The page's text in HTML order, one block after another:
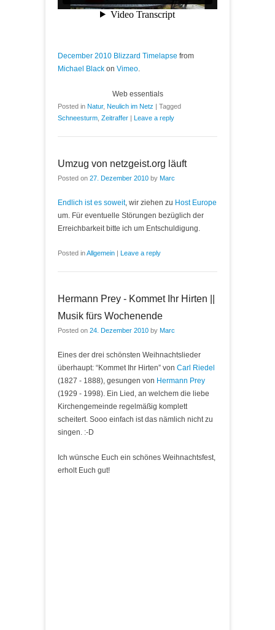
December 2010 Blizzard Timelapse from
Michael Black on Vimeo.
Web essentials
Posted in Natur, Neulich im Netz | Tagged
Schneesturm Zeitraffer | Leave a reply
Umzug von netzgeist.org läuft
Posted on 27. Dezember 2010 by Marc
Endlich ist es soweit, wir ziehen zu Host Europe
um. Für eventuelle Störungen bezüglich der
Erreichbarkeit bitte ich um Entschuldigung.
Posted inAllgemein | Leave a reply
Hermann Prey - Kommet Ihr Hirten ||
Musik fürs Wochenende
Posted on 24. Dezember 2010 by Marc
Eines der drei schönsten Weihnachtslieder
überhaupt: “Kommet Ihr Hirten” von Carl Riedel
(1827 - 1888), gesungen von Hermann Prey
(1929 - 1998). Ein Lied, an welchem die liebe
Kirchengemeinde regelmäßig komplett
scheitert. Sooo einfach ist das nämlich nicht zu
singen. :-D
Ich wünsche Euch ein schönes Weihnachtsfest,
erholt Euch gut!